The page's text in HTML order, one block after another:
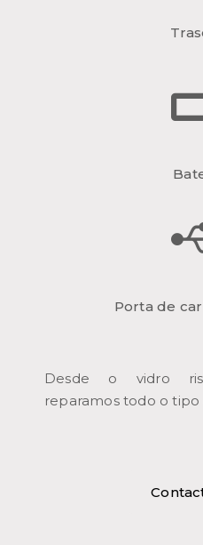
Porta de
Desde o vidro
reparamos todo o